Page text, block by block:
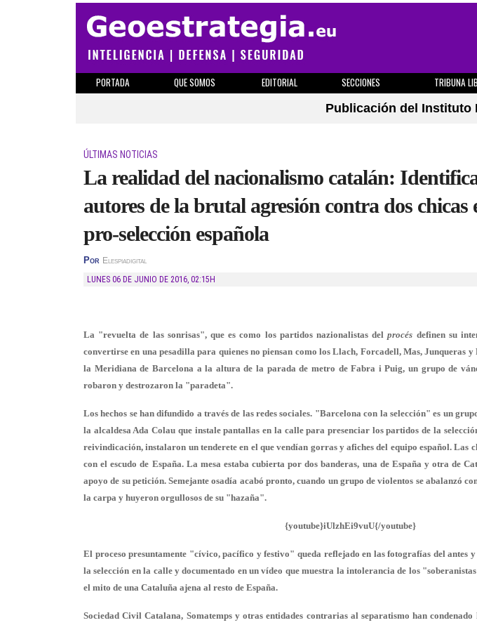
PORTADA QUE SOMOS EDITORIAL SECCIONES TRIBUNA
Publicación del Instituto
ÚLTIMAS NOTICIAS
La realidad del nacionalismo catalán:
autores de la brutal agresión contra dos chicas
pro-selección española
Por Elespiadigital
LUNES 06 DE JUNIO DE 2016, 02:15H
La "revuelta de las sonrisas", que es como los partidos nazionalistas delprocés definensu
convertirse en una pesadilla para quienes no piensan como los Llach, Forcadell, Mas, Junqueras
la Meridiana de Barcelona a la altura de la parada de metro de Fabra i Puig, un grupo de
robaron y destrozaron la "paradeta".
Los hechos se han difundido a través de las redes sociales. "Barcelona con la selección" es un
la alcaldesa Ada Colau que instale pantallas en la callepara presenciar los partidos de la
reivindicación, instalaron un tenderete en el que vendían gorras y afiches del equipo español. Las
con el escudo de España. La mesa estaba cubierta por dos banderas, una de España y otra de
apoyo de su petición. Semejante osadía acabó pronto, cuando un grupo de violentos se abalanzó
la carpa y huyeron orgullosos de su "hazaña".
{youtube}iUlzhEi9vuU{/youtube}
El proceso presuntamente "cívico, pacífico y festivo" queda reflejado en las fotografías del antes y
la selección en la calle y documentado en un vídeo que muestra la intolerancia de los
el mito de una Cataluña ajena al resto de España.
Sociedad Civil Catalana, Somatemps y otras entidades contrarias al separatismo han